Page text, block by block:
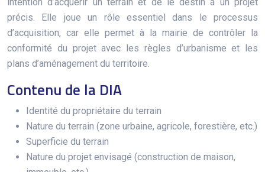
précis. Elle joue un rôle essentiel dans le processus
d’acquisition, car elle permet à la mairie de contrôler la
conformité du projet avec les règles d’urbanisme et les
plans d’aménagement du territoire.
Contenu de la DIA
Identité du propriétaire du terrain
Nature du terrain (zone urbaine, agricole, forestière, etc.)
Superficie du terrain
Nature du projet envisagé (construction de maison,